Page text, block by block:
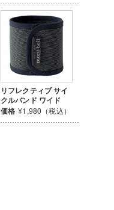
リフレクティブ サイ
クルバンド ワイド
価格 ¥1,980（税込）